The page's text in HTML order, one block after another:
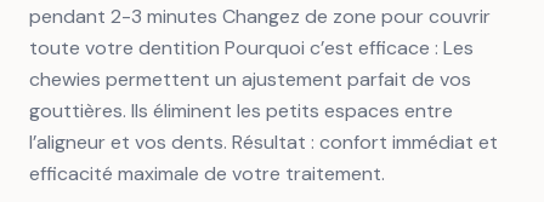
pendant 2-3 minutes Changez de zone pour couvrir
toute votre dentition Pourquoi c’est efficace : Les
chewies permettent un ajustement parfait de vos
gouttières. Ils éliminent les petits espaces entre
l’aligneur et vos dents. Résultat : confort immédiat et
efficacité maximale de votre traitement.